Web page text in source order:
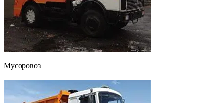
Мусоровоз